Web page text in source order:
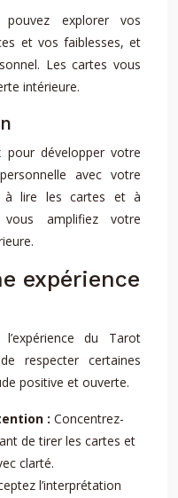
explorer vos
et vos faiblesses, et
Les cartes vous
intérieure.
développer votre
avec votre
à lire les cartes et à
vous amplifiez votre
expérience
du Tarot
respecter certaines
positive et ouverte.
: Concentrez-
de tirer les cartes et
clarté.
l’interprétation